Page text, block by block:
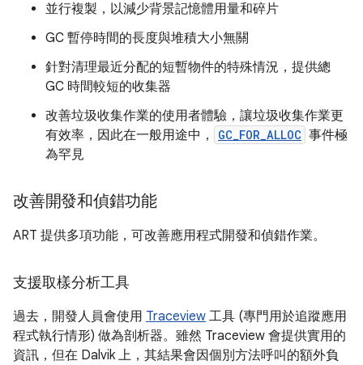
並行複製，以減少背景記憶體用量和碎片
GC 暫停時間的長度與堆積大小無關
針對清理最近分配的短暫物件的特殊情況，提供總
GC 時間較短的收集器
改善垃圾收集作業的使用者體驗，讓垃圾收集作業更
有效率，因此在一般用途中，
GC_FOR_ALLOC 事件極
為罕見
改善開發和偵錯功能
ART 提供多項功能，可改善應用程式開發和偵錯作業。
支援取樣分析工具
過去，開發人員會使用 Traceview 工具 (專門用於追蹤應用
程式執行情形) 做為剖析器。雖然 Traceview 會提供實用的
資訊，但在 Dalvik 上，其結果會因個別方法呼叫的額外負